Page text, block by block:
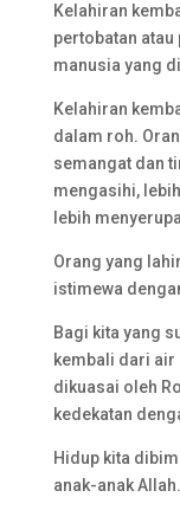
Kelahiran
pertobatan
manusia yang
Kelahiran
dalam roh.
semangat dan
mengasihi,
lebih
Orang yang
istimewa
Bagi kita yang
kembali dari air
dikuasai oleh
kedekatan
Hidup kita
anak-anak Allah.